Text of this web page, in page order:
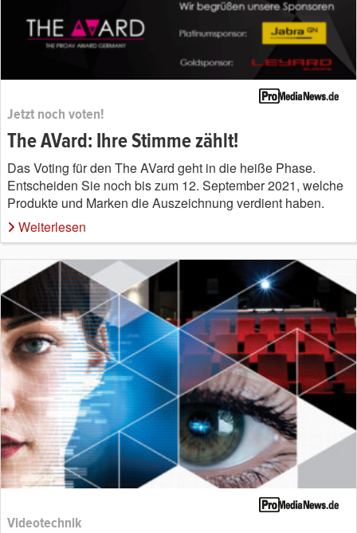
Jetzt noch voten!
The AVard: Ihre Stimme zählt!
Das Voting für den The AVard geht in die heiße Phase.
Entscheiden Sie noch bis zum 12. September 2021, welche
Produkte und Marken die Auszeichnung verdient haben.
Weiterlesen
Videotechnik